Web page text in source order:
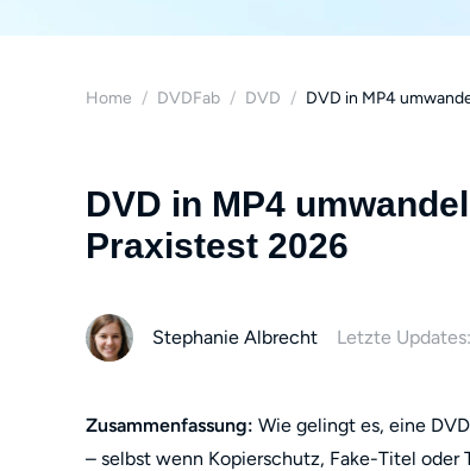
Home / DVDFab / DVD / DVD in MP4
DVD in MP4
Praxistest 2026
Stephanie Albrecht Letzte
Zusammenfassung: Wie gelingt es, eine
– selbst wenn Kopierschutz, Fake-Titel oder